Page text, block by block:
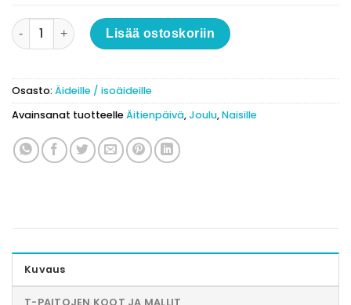
T-paita "Äiti vuodesta..." kukilla määrä
Lisää ostoskoriin
Osasto: Äideille / isoäideille
Avainsanat tuotteelleÄitienpäivä,Joulu,Naisille
Kuvaus
T-PAITOJEN KOOT JA MALLIT